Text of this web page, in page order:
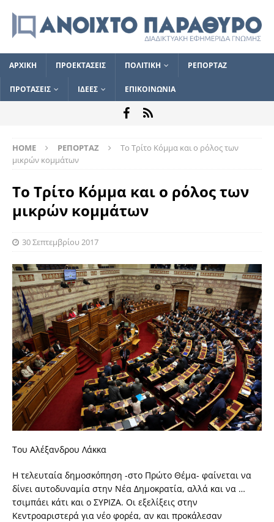
ΑΡΧΙΚΗ ΠΡΟΕΚΤΑΣΕΙΣ ΠΟΛΙΤΙΚΗ ΡΕΠΟΡΤΑΖ
ΠΡΟΤΑΣΕΙΣ ΙΔΕΕΣ ΕΠΙΚΟΙΝΩΝΙΑ
HOME ΡΕΠΟΡΤΑΖ
Το Τρίτο Κόμμα και ο ρόλος των
μικρών κομμάτων
Το Τρίτο Κόμμα και ο ρόλος των
μικρών κομμάτων
30 Σεπτεμβρίου 2017
Του Αλέξανδρου Λάκκα
Η τελευταία δημοσκόπηση -στο Πρώτο Θέμα- φαίνεται να
δίνει αυτοδυναμία στην Νέα Δημοκρατία, αλλά και να …
τσιμπάει κάτι και ο ΣΥΡΙΖΑ. Οι εξελίξεις στην
Κεντροαριστερά για νέο φορέα, αν και προκάλεσαν